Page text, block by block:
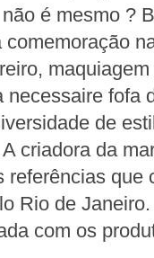
não é mesmo ?
necessaire fofa
de
criadora da
referências
Rio de Janeiro.
com os